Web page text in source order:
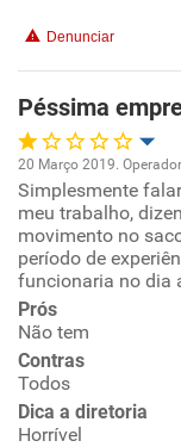
Benefícios
Recomenda
Recomenda a
Denunciar
Péssima
Oportunidade de
Ambiente de
Conciliação com a
Benefícios
Não
20 Março 2019.
Simplesmente
meu trabalho,
movimento no
período de
funcionaria no dia
Prós
Não tem
Contras
Todos
Dica a diretoria
Horrível